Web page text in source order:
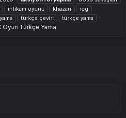
intikam oyunu khazan
rpg
türkçe çeviri türkçe yama
Oyun Türkçe Yama